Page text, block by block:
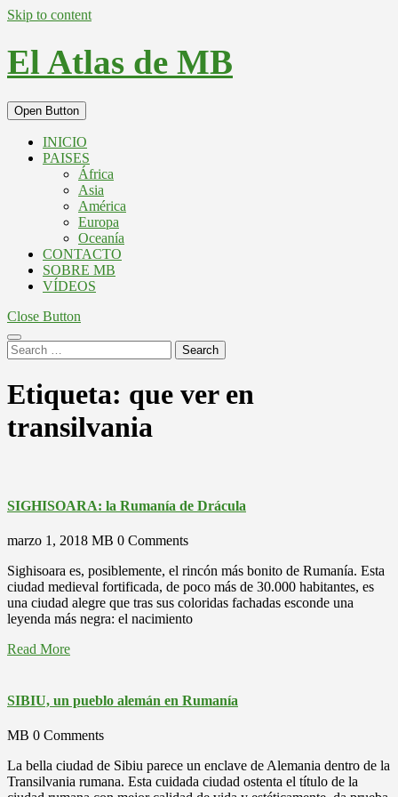
Skip to content
El Atlas de MB
Open Button
INICIO
PAISES
África
Asia
América
Europa
Oceanía
CONTACTO
SOBRE MB
VÍDEOS
Close Button
Search
Etiqueta: que ver en
transilvania
SIGHISOARA: la Rumanía de Drácula
marzo 1, 2018 MB 0 Comments
Sighisoara es, posiblemente, el rincón más bonito de Rumanía. Esta
ciudad medieval fortificada, de poco más de 30.000 habitantes, es
una ciudad alegre que tras sus coloridas fachadas esconde una
leyenda más negra: el nacimiento
Read More
SIBIU, un pueblo alemán en Rumanía
MB 0 Comments
La bella ciudad de Sibiu parece un enclave de Alemania dentro de la
Transilvania rumana. Esta cuidada ciudad ostenta el título de la